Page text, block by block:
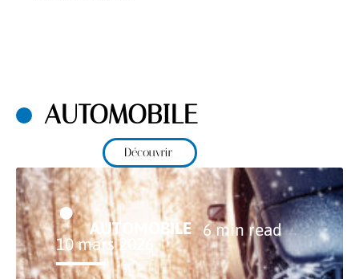
AUTOMOBILE
Découvrir
AUTOMOBILE 6 min read
10 mars 2026